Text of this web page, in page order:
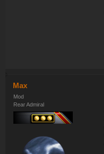
Max
Mod
Rear Admiral